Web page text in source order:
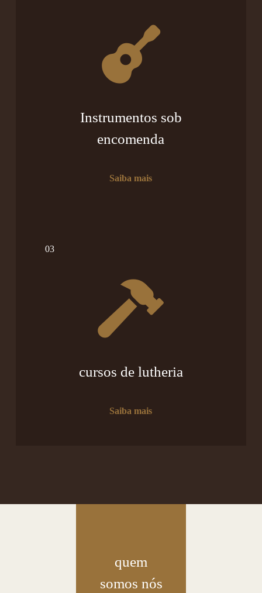
Instrumentos sob
encomenda
Saiba mais
03
cursos de lutheria
Saiba mais
quem
somos nós